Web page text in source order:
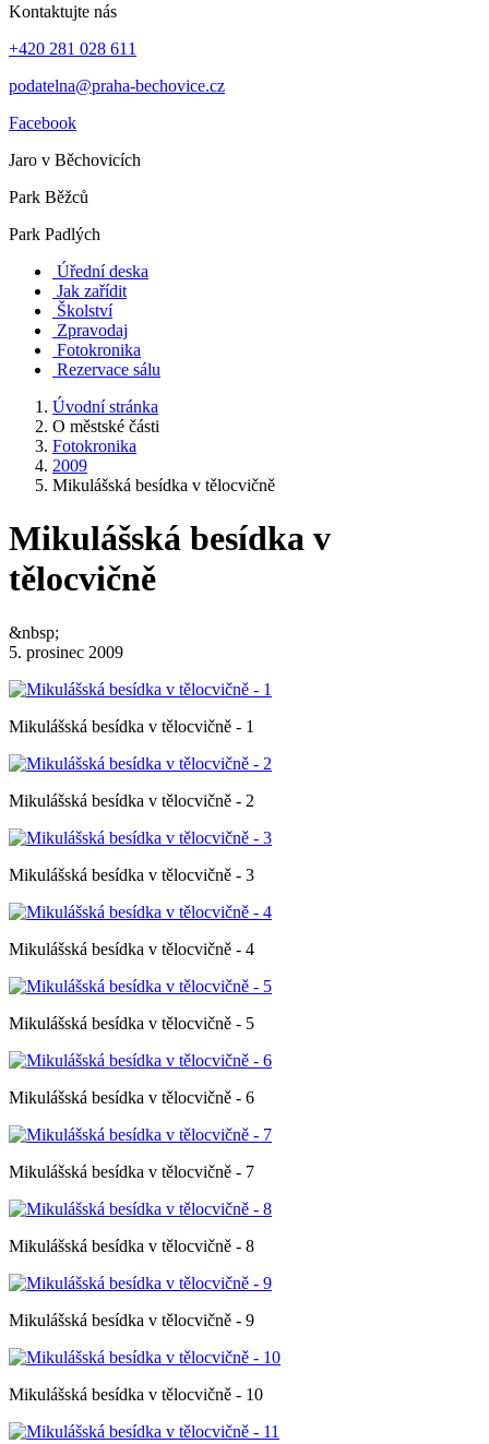
Kontaktujte nás
+420 281 028 611
podatelna@praha-bechovice.cz
Facebook
Jaro v Běchovicích
Park Běžců
Park Padlých
Úřední deska
Jak zařídit
Školství
Zpravodaj
Fotokronika
Rezervace sálu
Úvodní stránka
O městské části
Fotokronika
2009
Mikulášská besídka v tělocvičně
Mikulášská besídka v
tělocvičně
&nbsp;
5. prosinec 2009
Mikulášská besídka v tělocvičně - 1
Mikulášská besídka v tělocvičně - 2
Mikulášská besídka v tělocvičně - 3
Mikulášská besídka v tělocvičně - 4
Mikulášská besídka v tělocvičně - 5
Mikulášská besídka v tělocvičně - 6
Mikulášská besídka v tělocvičně - 7
Mikulášská besídka v tělocvičně - 8
Mikulášská besídka v tělocvičně - 9
Mikulášská besídka v tělocvičně - 10